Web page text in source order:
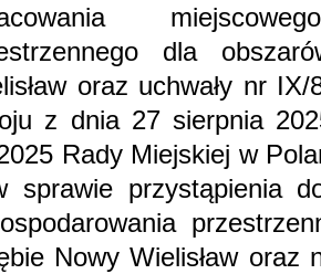
dla
oraz uchwały nr
z dnia 27 sierpnia
Rady Miejskiej w
sprawie przystąpienia
Nowy Wielisław